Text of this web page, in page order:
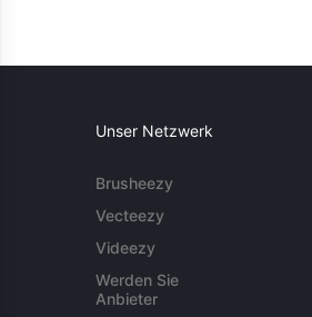
Unser Netzwerk
Brusheezy
Vecteezy
Videezy
Werden Sie
Anbieter